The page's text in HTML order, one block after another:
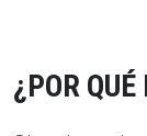
¿POR